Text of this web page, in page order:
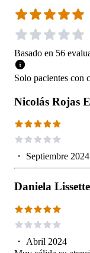
Basado en 56
Solo pacientes con
Nicolás Rojas
・ Septiembre 2024
Daniela
・ Abril 2024